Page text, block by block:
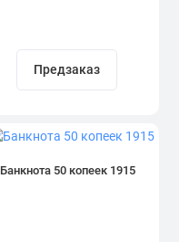
Предзаказ
Банкнота 50 копеек 1915